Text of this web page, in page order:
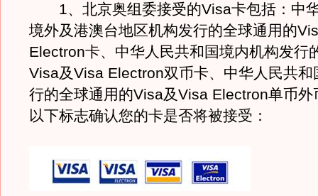
1、北京奥组委接受的Visa卡包括：中
境外及港澳台地区机构发行的全球通用的
Electron卡、中华人民共和国境内机构发行
Visa及Visa Electron双币卡、中华人民共和
行的全球通用的Visa及Visa Electron单币外
以下标志确认您的卡是否将被接受：